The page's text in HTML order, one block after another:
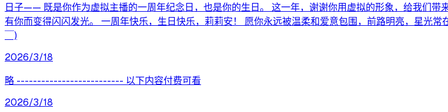
日子—— 既是你作为虚拟主播的一周年纪念日，也是你的生日。 这一年，谢谢你用虚拟的形象，给我们
有你而变得闪闪发光。 一周年快乐，生日快乐，莉莉安！ 愿你永远被温柔和爱意包围，前路明亮，星光
￣)
2026/3/18
略 -------------------------- 以下内容付费可看
2026/3/18